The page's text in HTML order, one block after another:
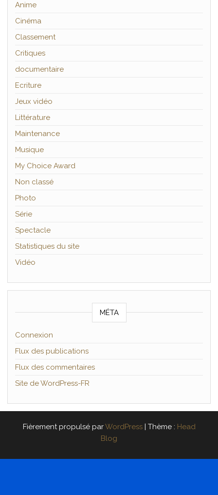
Anime
Cinéma
Classement
Critiques
documentaire
Ecriture
Jeux vidéo
Littérature
Maintenance
Musique
My Choice Award
Non classé
Photo
Série
Spectacle
Statistiques du site
Vidéo
MÉTA
Connexion
Flux des publications
Flux des commentaires
Site de WordPress-FR
Fièrement propulsé parWordPress | Thème : Head
Blog